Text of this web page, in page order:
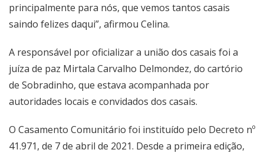
principalmente para nós, que vemos tantos casais
saindo felizes daqui”, afirmou Celina.
A responsável por oficializar a união dos casais foi a
juíza de paz Mirtala Carvalho Delmondez, do cartório
de Sobradinho, que estava acompanhada por
autoridades locais e convidados dos casais.
O Casamento Comunitário foi instituído pelo Decreto nº
41.971, de 7 de abril de 2021. Desde a primeira edição,